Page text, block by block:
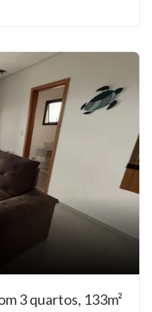
3 quartos, 133m²